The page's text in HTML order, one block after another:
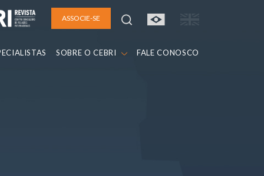
ASSOCIE-SE
SOBRE O CEBRI FALE CONOSCO